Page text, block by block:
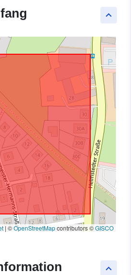
keyboard_arrow_up
| ©OpenStreetMapcontributors ©GISCO
keyboard_arrow_up